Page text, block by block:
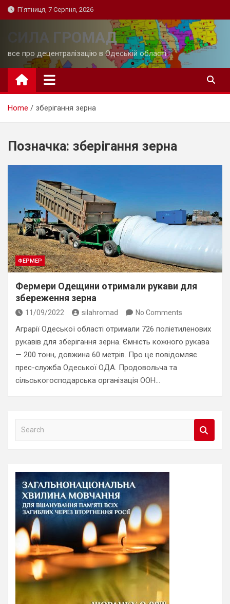
Skip
to
П’ятниця, 7 Серпня, 2026
СИЛА ГРОМАД
все про децентралізацію в Одеській області
Home зберігання зерна
Позначка: зберігання зерна
ФЕРМЕР
Фермери Одещини отримали рукави для
збереження зерна
11/09/2022 silahromad No Comments
Аграрії Одеської області отримали 726 поліетиленових
рукавів для зберігання зерна. Ємність кожного рукава
— 200 тонн, довжина 60 метрів. Про це повідомляє
прес-служба Одеської ОДА. Продовольча та
сільськогосподарська організація ООН…
a